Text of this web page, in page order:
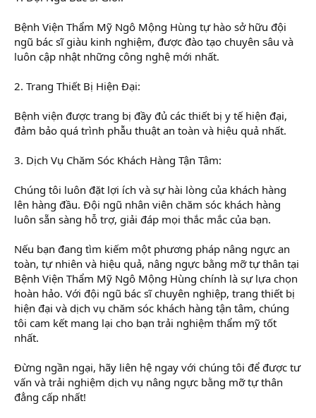
Bệnh Viện Thẩm Mỹ Ngô Mộng Hùng tự hào sở hữu đội
ngũ bác sĩ giàu kinh nghiệm, được đào tạo chuyên sâu và
luôn cập nhật những công nghệ mới nhất.
2. Trang Thiết Bị Hiện Đại:
Bệnh viện được trang bị đầy đủ các thiết bị y tế hiện đại,
đảm bảo quá trình phẫu thuật an toàn và hiệu quả nhất.
3. Dịch Vụ Chăm Sóc Khách Hàng Tận Tâm:
Chúng tôi luôn đặt lợi ích và sự hài lòng của khách hàng
lên hàng đầu. Đội ngũ nhân viên chăm sóc khách hàng
luôn sẵn sàng hỗ trợ, giải đáp mọi thắc mắc của bạn.
Nếu bạn đang tìm kiếm một phương pháp nâng ngực an
toàn, tự nhiên và hiệu quả, nâng ngực bằng mỡ tự thân tại
Bệnh Viện Thẩm Mỹ Ngô Mộng Hùng chính là sự lựa chọn
hoàn hảo. Với đội ngũ bác sĩ chuyên nghiệp, trang thiết bị
hiện đại và dịch vụ chăm sóc khách hàng tận tâm, chúng
tôi cam kết mang lại cho bạn trải nghiệm thẩm mỹ tốt
nhất.
Đừng ngần ngại, hãy liên hệ ngay với chúng tôi để được tư
vấn và trải nghiệm dịch vụ nâng ngực bằng mỡ tự thân
đẳng cấp nhất!